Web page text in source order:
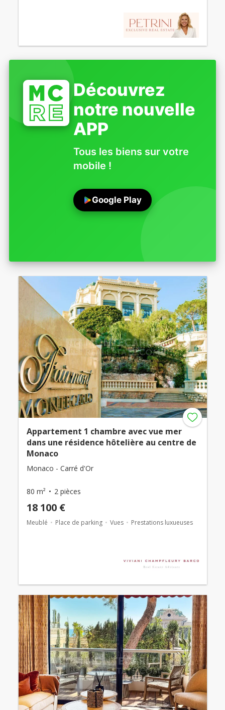
Découvrez
notre nouvelle
APP
Tous les biens sur votre
mobile !
Google Play
Appartement 1 chambre avec vue mer
dans une résidence hôtelière au centre de
Monaco
Monaco - Carré d'Or
80 m² 2 pièces
18 100 €
Meublé Place de parking Vues Prestations luxueuses